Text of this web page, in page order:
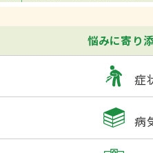
悩みに寄り
症
病